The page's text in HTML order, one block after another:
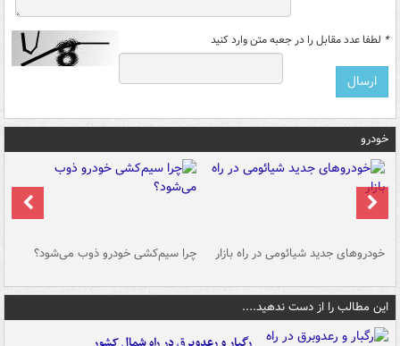
* لطفا عدد مقابل را در جعبه متن وارد کنید
خودرو
خودروهای جدید شیائومی در راه بازار چرا سیم‌کشی خودرو ذوب می‌شود؟
این مطالب را از دست ندهید....